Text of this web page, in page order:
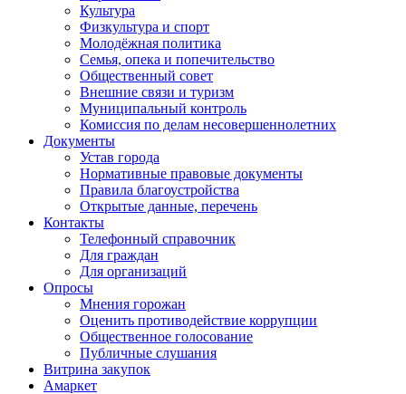
Культура
Физкультура и спорт
Молодёжная политика
Семья, опека и попечительство
Общественный совет
Внешние связи и туризм
Муниципальный контроль
Комиссия по делам несовершеннолетних
Документы
Устав города
Нормативные правовые документы
Правила благоустройства
Открытые данные, перечень
Контакты
Телефонный справочник
Для граждан
Для организаций
Опросы
Мнения горожан
Оценить противодействие коррупции
Общественное голосование
Публичные слушания
Витрина закупок
Амаркет